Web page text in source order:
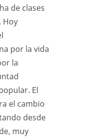
de clases
Hoy
por la vida
la
El
el cambio
desde
muy